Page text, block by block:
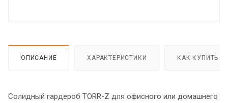
ОПИСАНИЕ ХАРАКТЕРИСТИКИ КАК КУПИТЬ
Солидный гардероб TORR-Z для офисного или домашнего